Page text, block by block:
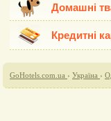
Домашні
Кредитні
GoHotels.com.ua › Україна ›